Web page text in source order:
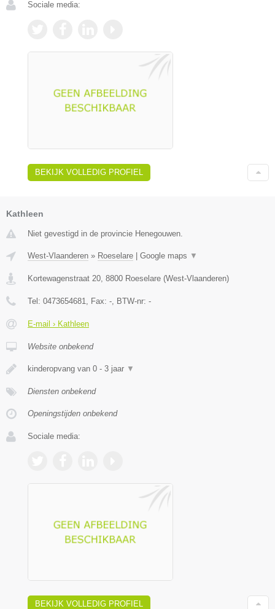
Sociale media:
BEKIJK VOLLEDIG PROFIEL
Kathleen
Niet gevestigd in de provincie Henegouwen.
West-Vlaanderen » Roeselare Google maps ▼
Kortewagenstraat 20 8800 Roeselare (West-Vlaanderen)
Tel: 0473654681 , Fax: - , BTW-nr: -
E-mail › Kathleen
Website onbekend
kinderopvang van 0 - 3 jaar ▼
Diensten onbekend
Openingstijden onbekend
Sociale media:
BEKIJK VOLLEDIG PROFIEL